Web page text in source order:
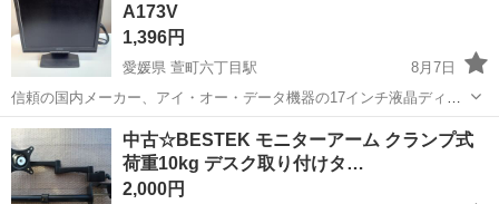
A173V
1,396円
愛媛県 萱町六丁目駅
8月7日
信頼の国内メーカー、アイ・オー・データ機器の17インチ液晶ディス
プレイ「LCD-A173V」です。 場所を取らないコンパクトなスクエア型
で、デスク周りをスッキリさせたい方や、2枚目のサブモニターを探し
ている方に最適です。 ...
愛媛 松山市 萱町六丁目駅 周辺機器 17インチ
中古☆BESTEK モニターアーム クランプ式
荷重10kg デスク取り付けタ…
2,000円